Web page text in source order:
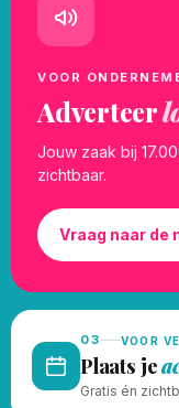
VOOR
Adverteer
Jouw zaak bij
zichtbaar.
Vraag naar de
03 VOOR
Plaats je
Gratis én